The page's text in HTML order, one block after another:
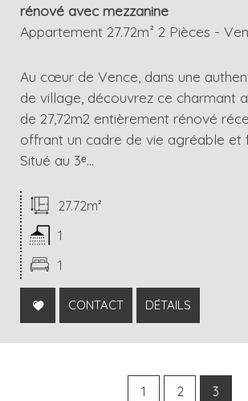
rénové avec mezzanine
Appartement 27.72m² 2 Pièces -
Au cœur de Vence, dans une
de village, découvrez ce charmant
de 27,72m2 entièrement rénové
offrant un cadre de vie agréable et
Situé au 3ᵉ...
27.72m²
1
1
CONTACT DÉTAILS
1 2 3